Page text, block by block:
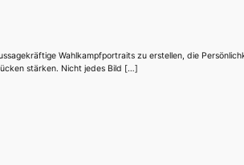
Wahlkampfportraits zu erstellen, die
stärken. Nicht jedes Bild […]